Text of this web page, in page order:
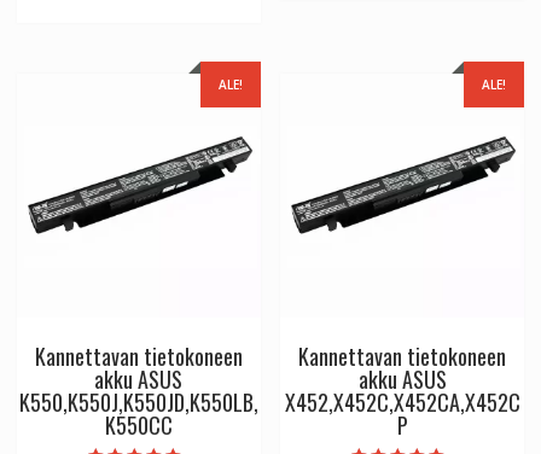
ALE!
Kannettavan tietokoneen
akku ASUS
K550,K550J,K550JD,K550LB,
K550CC
ALE!
Kannettavan tietokoneen
akku ASUS
X452,X452C,X452CA,X452C
P